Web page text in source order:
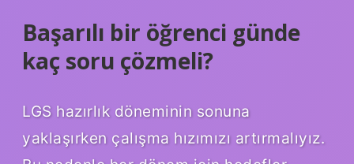
Başarılı bir öğrenci günde
kaç soru çözmeli?
LGS hazırlık döneminin sonuna
yaklaşırken çalışma hızımızı artırmalıyız.